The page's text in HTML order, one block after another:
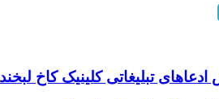
تبلیغاتی کلینیک کاخ لبخند